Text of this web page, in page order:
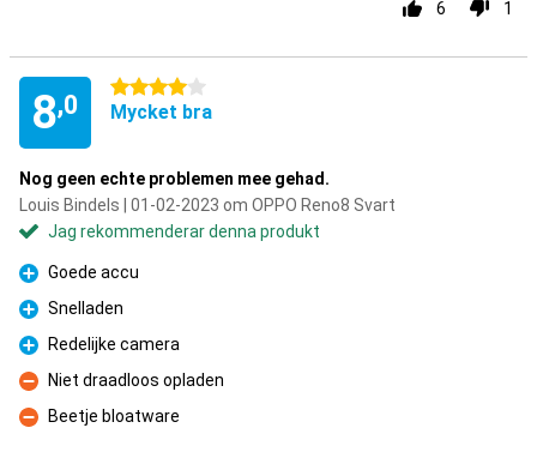
6 1
8,0
4 stjärnor
Mycket bra
Nog geen echte problemen mee gehad.
Louis Bindels | 01-02-2023 om OPPO Reno8 Svart
Jag rekommenderar denna produkt
Fördelar
Goede accu
Fördelar
Snelladen
Fördelar
Redelijke camera
Nackdelar
Niet draadloos opladen
Nackdelar
Beetje bloatware